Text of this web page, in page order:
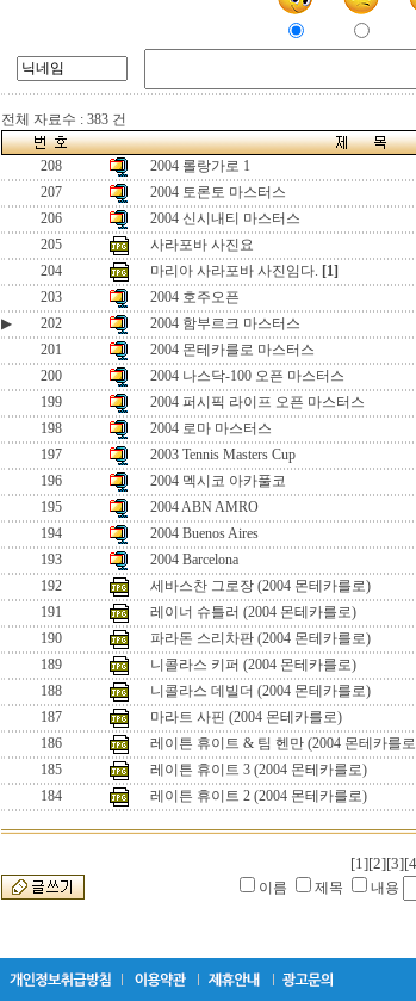
전체 자료수 : 383 건
208 2004 롤랑가로 1
207
2004 토론토 마스터스
206
2004 신시내티 마스터스
205
사라포바 사진요
204
마리아 사라포바 사진임다. [1]
203
2004 호주오픈
▶
202 2004 함부르크 마스터스
201
2004 몬테카를로 마스터스
200
2004 나스닥-100 오픈 마스터스
199
2004 퍼시픽 라이프 오픈 마스터스
198
2004 로마 마스터스
197
2003 Tennis Masters Cup
196
2004 멕시코 아카풀코
195
2004 ABN AMRO
194
2004 Buenos Aires
193
2004 Barcelona
192
세바스찬 그로장 (2004 몬테카를로)
191
레이너 슈틀러 (2004 몬테카를로)
190
파라돈 스리차판 (2004 몬테카를로)
189
니콜라스 키퍼 (2004 몬테카를로)
188
니콜라스 데빌더 (2004 몬테카를로)
187
마라트 사핀 (2004 몬테카를로)
186
레이튼 휴이트 & 팀 헨만 (2004 몬테카를
185
레이튼 휴이트 3 (2004 몬테카를로)
184
레이튼 휴이트 2 (2004 몬테카를로)
[1][2][3]
이름
제목 내용